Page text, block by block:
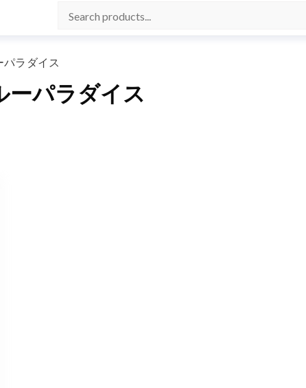
パラダイス
ーパラダイス